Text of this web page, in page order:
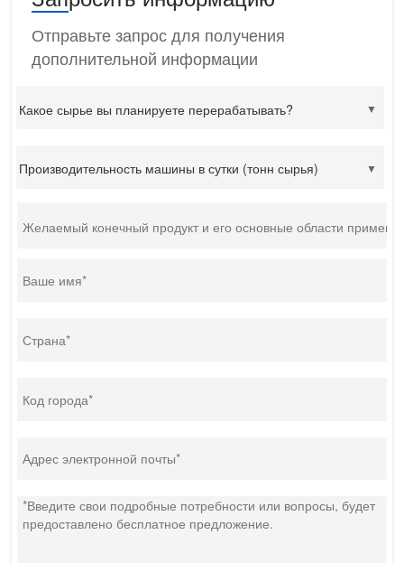
Отправьте запрос для получения
дополнительной информации